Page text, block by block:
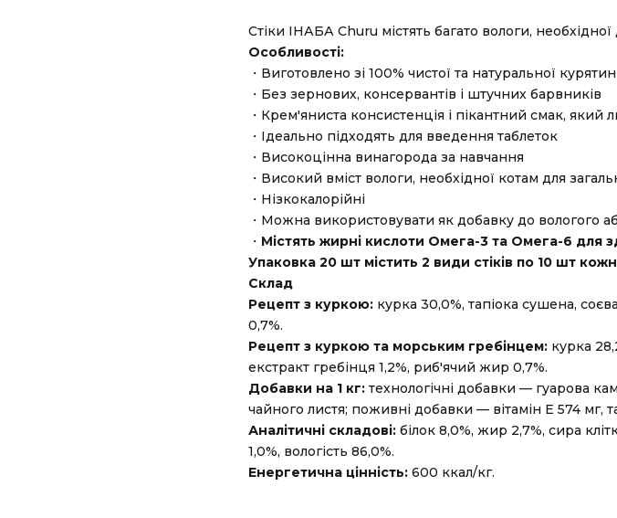
Стіки ІНАБА Churu містять багато вологи, необхідної
Особливості:
・Виготовлено зі 100% чистої та натуральної
・Без зернових, консервантів і штучних барвників
・Крем'яниста консистенція і пікантний смак, який
・Ідеально підходять для введення таблеток
・Високоцінна винагорода за навчання
・Високий вміст вологи, необхідної котам для
・Нізкокалорійні
・Можна використовувати як добавку до вологого
・ Містять жирні кислоти Омега-3 та Омега-6 для
Упаковка 20 шт містить 2 види стіків по 10 шт
Склад
Рецепт з куркою: курка 30,0%, тапіока сушена,
0,7%.
Рецепт з куркою та морським гребінцем: курка
екстракт гребінця 1,2%, риб'ячий жир 0,7%.
Добавки на 1 кг: технологічні добавки — гуарова
чайного листя; поживні добавки — вітамін E 574 мг,
Аналітичні складові: білок 8,0%, жир 2,7%, сира
1,0%, вологість 86,0%.
Енергетична цінність: 600 ккал/кг.